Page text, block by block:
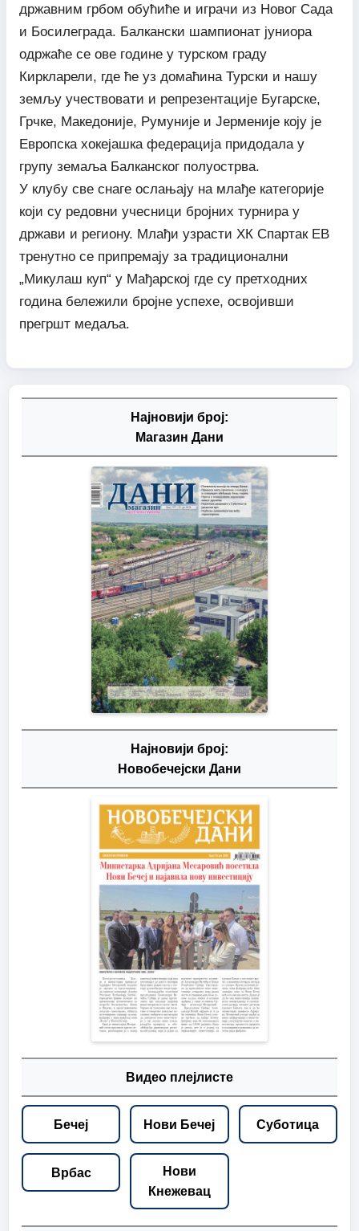
државним грбом обућиће и играчи из Новог Сада
и Босилеграда. Балкански шампионат јуниора
одржаће се ове године у турском граду
Киркларели, где ће уз домаћина Турски и нашу
земљу учествовати и репрезентације Бугарске,
Грчке, Македоније, Румуније и Јерменије коју је
Европска хокејашка федерација придодала у
групу земаља Балканског полуострва.
У клубу све снаге ослањају на млађе категорије
који су редовни учесници бројних турнира у
држави и региону. Млађи узрасти ХК Спартак ЕВ
тренутно се припремају за традиционални
„Микулаш куп“ у Мађарској где су претходних
година бележили бројне успехе, освојивши
прегршт медаља.
Најновији број:
Магазин Дани
Најновији број:
Новобечејски Дани
Видео плејлисте
Бечеј Нови Бечеј Суботица
Врбас
Нови
Кнежевац